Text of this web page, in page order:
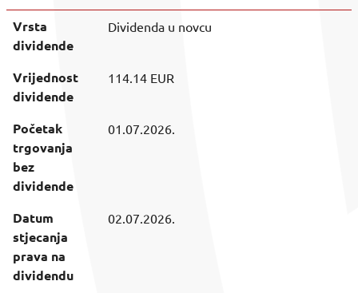
Vrsta
dividende
Dividenda u novcu
Vrijednost
dividende
114.14 EUR
Početak
trgovanja
bez
dividende
01.07.2026.
Datum
stjecanja
prava na
dividendu
02.07.2026.